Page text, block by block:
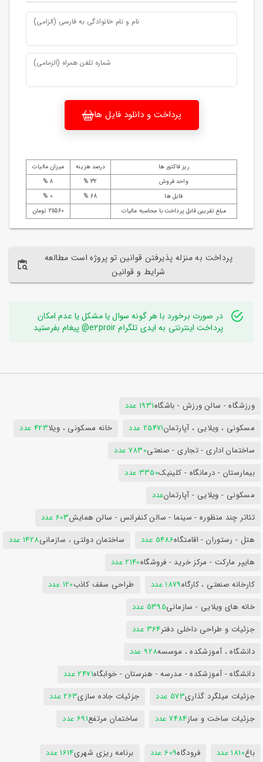
نام و نام خانوادگی به فارسی (الزامی)
شماره تلفن همراه (الزمامی)
پرداخت و دانلود فایل ها
ریز فاکتور ها درصد هزینه
میزان مالیات
واحد فروش
32 %
8 %
فایل ها
68 %
0 %
مبلغ تقریبی قابل پرداخت با محاسبه مالیات
211560 تومان
پرداخت به منزله پذیرفتن قوانین تو پروژه است مطالعه
شرایط و قوانین
در صورت برخورد با هر گونه سوال یا مشکل یا عدم امکان
پرداخت اینترنتی به ایدی تلگرام e2proir@ پیغام بفرستید
ورزشگاه - سالن ورزش - باشگاه1931 عدد
مسکونی ، ویلایی ، آپارتمان25471 عدد خانه مسکونی ، ویلا423 عدد
ساختمان اداری - تجاری - صنعتی7830 عدد
بیمارستان - درمانگاه - کلینیک3350 عدد
مسکونی - ویلایی - آپارتمانعدد
تئاتر چند منظوره - سینما - سالن کنفرانس - سالن همایش603 عدد
هتل - رستوران - اقامتگاه5486 عدد ساختمان دولتی ، سازمانی1428 عدد
هایپر مارکت - مرکز خرید - فروشگاه2140 عدد
کارخانه صنعتی ، کارگاه1879 عدد طراحی سقف کاذب120 عدد
خانه های ویلایی - سازمانی5395 عدد
جزئیات و طراحی داخلی دفتر364 عدد
دانشگاه ، آموزشکده ، موسسه928 عدد
دانشگاه - آموزشکده - مدرسه - هنرستان - خوابگاه2471 عدد
جزئیات میلگرد گذاری573 عدد جزئیات جاده سازی263 عدد
جزئیات ساخت و ساز7484 عدد ساختمان مرتفع691 عدد
باغ1810 عدد فرودگاه609 عدد برنامه ریزی شهری1614 عدد